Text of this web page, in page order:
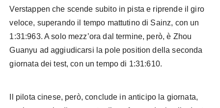
Verstappen che scende subito in pista e riprende il giro
veloce, superando il tempo mattutino di Sainz, con un
1:31:963. A solo mezz’ora dal termine, però, è Zhou
Guanyu ad aggiudicarsi la pole position della seconda
giornata dei test, con un tempo di 1:31:610.
Il pilota cinese, però, conclude in anticipo la giornata,